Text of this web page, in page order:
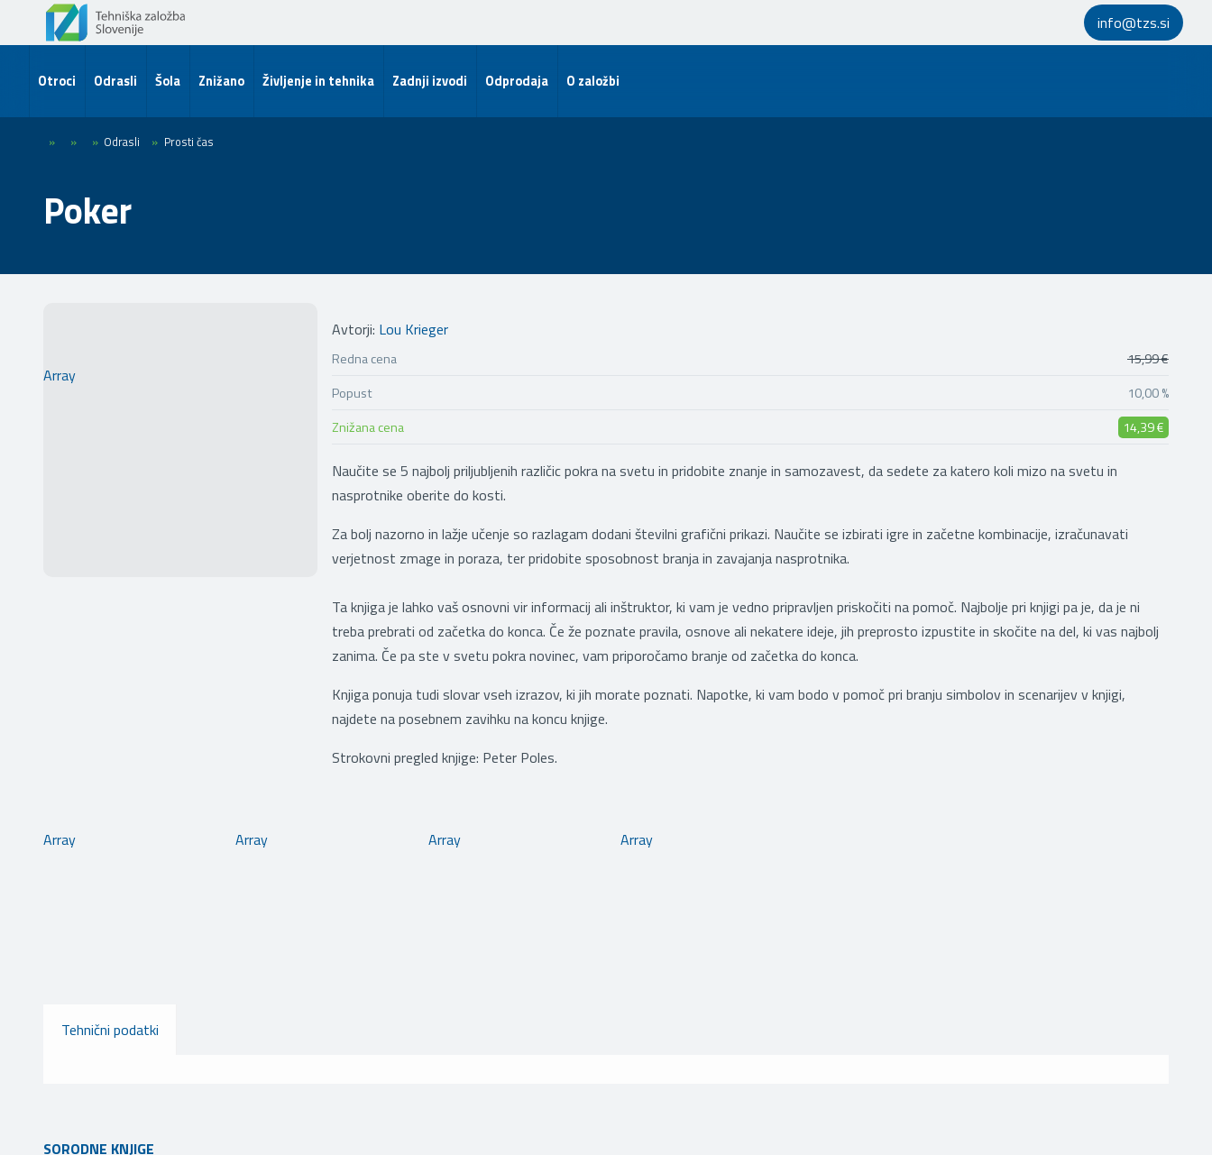
info@tzs.si
Otroci Odrasli Šola Znižano Življenje in tehnika Zadnji izvodi Odprodaja O založbi
» » » Odrasli » Prosti čas
Poker
Array
Avtorji: Lou Krieger
Redna cena
15,99 €
Popust
10,00 %
Znižana cena
14,39 €
Naučite se 5 najbolj priljubljenih različic pokra na svetu in pridobite znanje in samozavest, da sedete za katero koli mizo na svetu in
nasprotnike oberite do kosti.
Za bolj nazorno in lažje učenje so razlagam dodani številni grafični prikazi. Naučite se izbirati igre in začetne kombinacije, izračunavati
verjetnost zmage in poraza, ter pridobite sposobnost branja in zavajanja nasprotnika.
Ta knjiga je lahko vaš osnovni vir informacij ali inštruktor, ki vam je vedno pripravljen priskočiti na pomoč. Najbolje pri knjigi pa je, da je ni
treba prebrati od začetka do konca. Če že poznate pravila, osnove ali nekatere ideje, jih preprosto izpustite in skočite na del, ki vas najbolj
zanima. Če pa ste v svetu pokra novinec, vam priporočamo branje od začetka do konca.
Knjiga ponuja tudi slovar vseh izrazov, ki jih morate poznati. Napotke, ki vam bodo v pomoč pri branju simbolov in scenarijev v knjigi,
najdete na posebnem zavihku na koncu knjige.
Strokovni pregled knjige: Peter Poles.
Array Array Array Array
Tehnični podatki
SORODNE KNJIGE